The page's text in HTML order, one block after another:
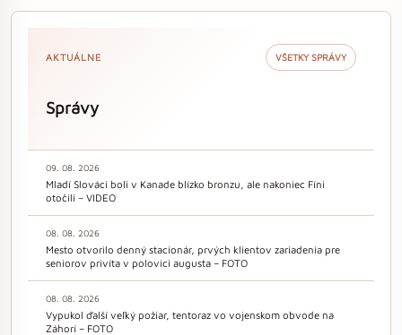
AKTUÁLNE VŠETKY SPRÁVY
Správy
09. 08. 2026
Mladí Slováci boli v Kanade blízko bronzu, ale nakoniec Fíni
otočili – VIDEO
08. 08. 2026
Mesto otvorilo denný stacionár, prvých klientov zariadenia pre
seniorov privíta v polovici augusta – FOTO
08. 08. 2026
Vypukol ďalší veľký požiar, tentoraz vo vojenskom obvode na
Záhorí – FOTO